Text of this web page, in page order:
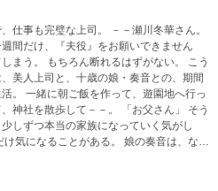
璧な上司。 －－瀬川冬華さん。
間だけ、『夫役』をお願いできません
はずがない。 こう
美人上司と、十歳の娘・奏音との、期間
地へ行っ
歩して－－。 「お父さん」 そう
しずつ本当の家族になっていく気がし
んな違和感。 十歳にして